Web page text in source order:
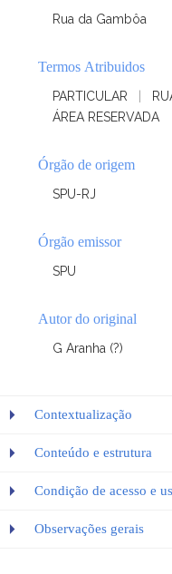
Rua da Gambôa
Termos Atribuidos
PARTICULAR
ÁREA RESERVADA
Órgão de origem
SPU-RJ
Órgão emissor
SPU
Autor do original
G Aranha (?)
Contextualização
Conteúdo e estrutura
Condição de acesso e
Observações gerais